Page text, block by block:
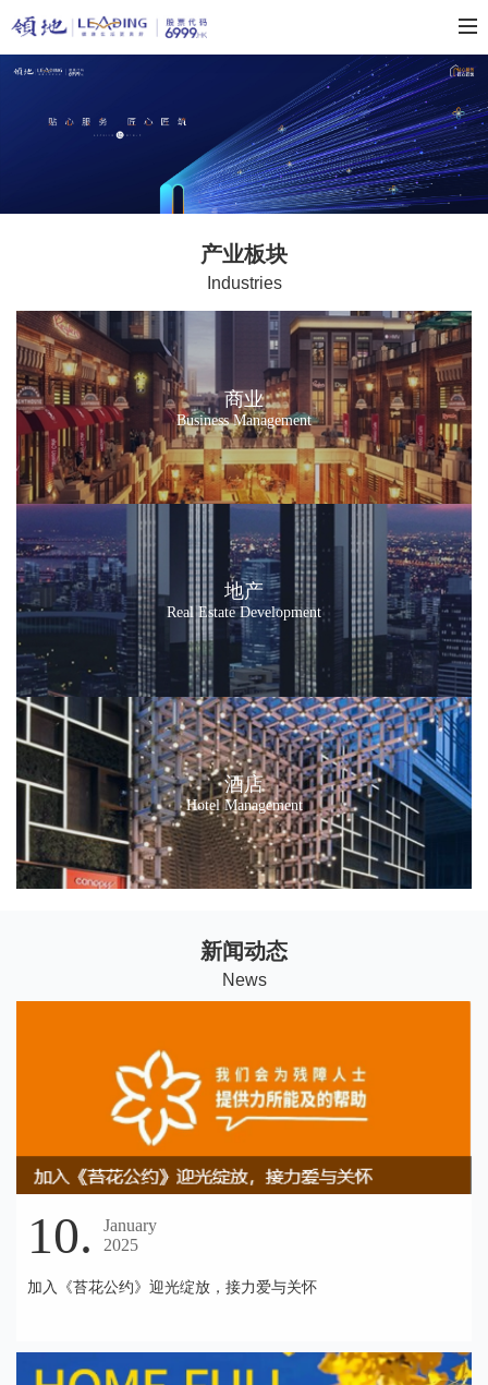
产业板块
Industries
商业
Business Management
地产
Real Estate Development
酒店
Hotel Management
新闻动态
News
10.
January
2025
加入《苔花公约》迎光绽放，接力爱与关怀